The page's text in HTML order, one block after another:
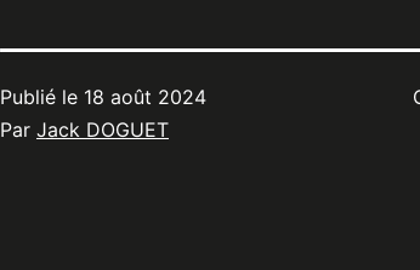
Publié le 18 août 2024
Par Jack DOGUET